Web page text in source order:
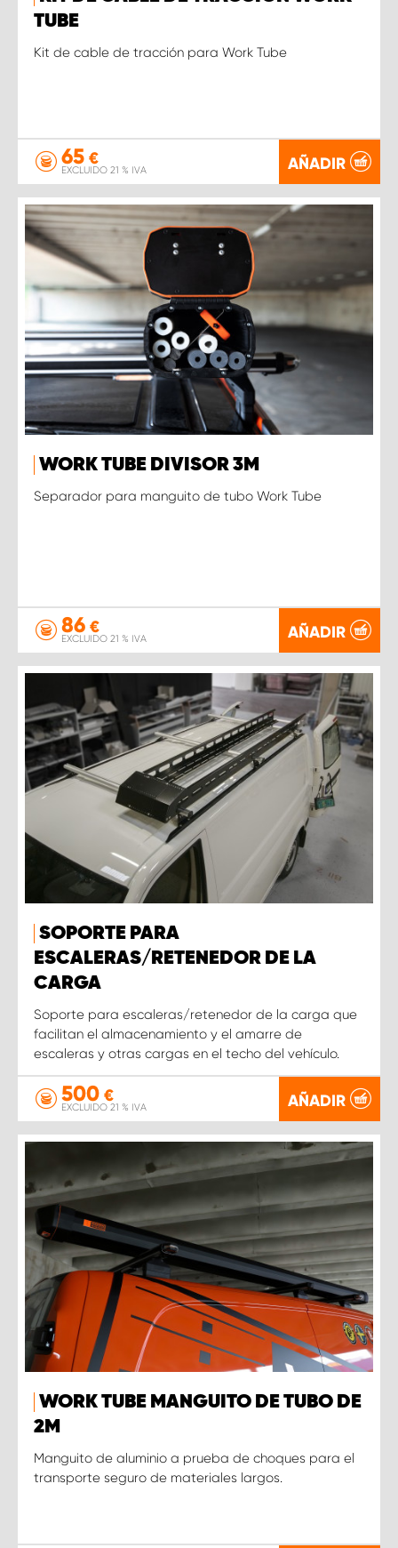
TUBE
Kit de cable de tracción para Work Tube
65 €
EXCLUIDO 21 % IVA AÑADIR
WORK TUBE DIVISOR 3M
Separador para manguito de tubo Work Tube
86 €
EXCLUIDO 21 % IVA AÑADIR
SOPORTE PARA
ESCALERAS/RETENEDOR DE LA
CARGA
Soporte para escaleras/retenedor de la carga que
facilitan el almacenamiento y el amarre de
escaleras y otras cargas en el techo del vehículo.
500 €
EXCLUIDO 21 % IVA AÑADIR
WORK TUBE MANGUITO DE TUBO DE
2M
Manguito de aluminio a prueba de choques para el
transporte seguro de materiales largos.